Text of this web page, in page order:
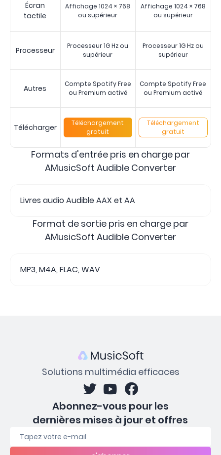
Écran
tactile
Affichage 1024 × 768
ou supérieur
Affichage 1024 × 768
ou supérieur
Processeur
Processeur 1G Hz ou
supérieur
Processeur 1G Hz ou
supérieur
Autres
Compte Spotify Free
ou Premium activé
Compte Spotify Free
ou Premium activé
Télécharger
Téléchargement
gratuit
Téléchargement
gratuit
Formats d'entrée pris en charge par
AMusicSoft Audible Converter
Livres audio Audible AAX et AA
Format de sortie pris en charge par
AMusicSoft Audible Converter
MP3, M4A, FLAC, WAV
Solutions multimédia efficaces
Abonnez-vous pour les
dernières mises à jour et offres